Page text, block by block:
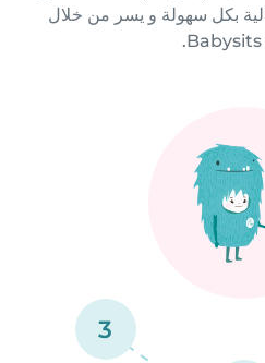
بكل سهولة و يسر من خلال
3